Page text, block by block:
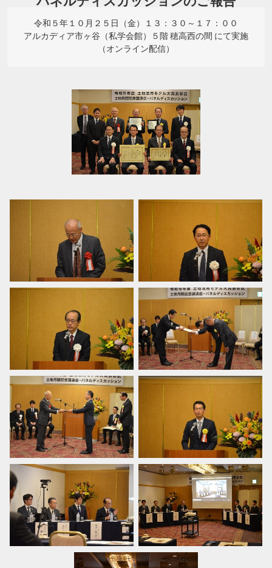
令和５年１０月２５日（金）１３：３０～１７：００
アルカディア市ヶ谷（私学会館）５階 穂高西の間 にて実施
（オンライン配信）